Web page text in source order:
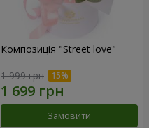
Композиція "Street love"
1 999 грн
Замовити